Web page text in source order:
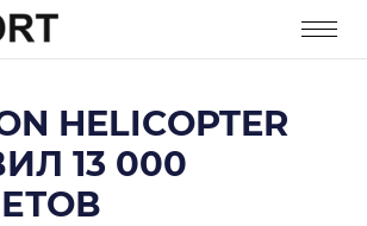
HELICOPTER
13 000